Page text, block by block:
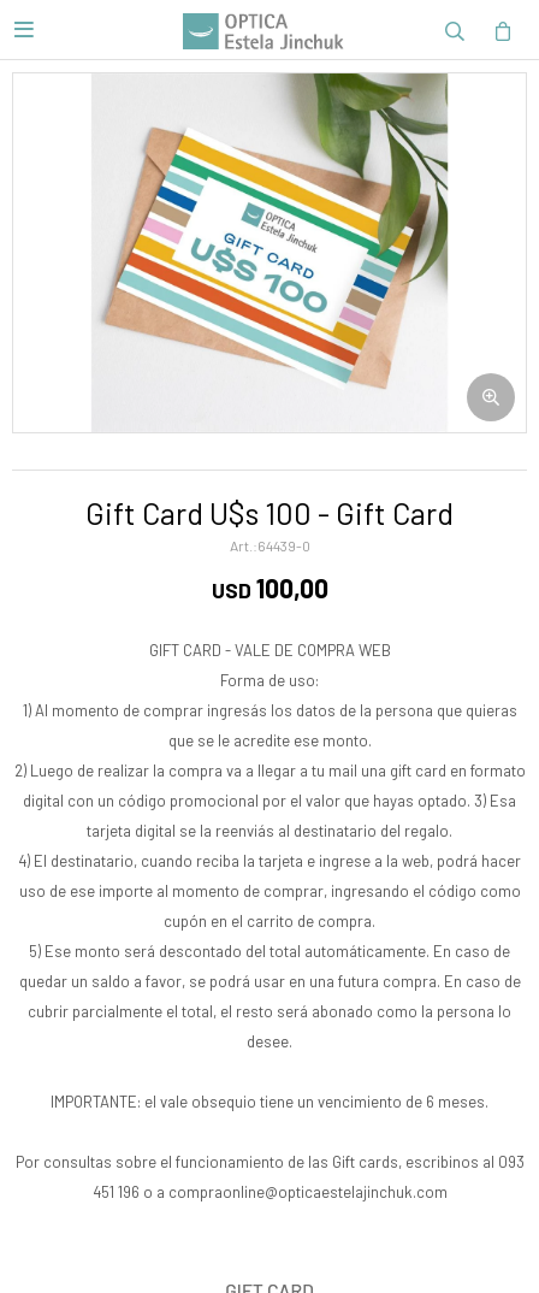

Gift Card U$s 100 - Gift Card
64439-0
USD 100,00
GIFT CARD - VALE DE COMPRA WEB
Forma de uso:
1) Al momento de comprar ingresás los datos de la persona que quieras
que se le acredite ese monto.
2) Luego de realizar la compra va a llegar a tu mail una gift card en formato
digital con un código promocional por el valor que hayas optado. 3) Esa
tarjeta digital se la reenviás al destinatario del regalo.
4) El destinatario, cuando reciba la tarjeta e ingrese a la web, podrá hacer
uso de ese importe al momento de comprar, ingresando el código como
cupón en el carrito de compra.
5) Ese monto será descontado del total automáticamente. En caso de
quedar un saldo a favor, se podrá usar en una futura compra. En caso de
cubrir parcialmente el total, el resto será abonado como la persona lo
desee.
IMPORTANTE: el vale obsequio tiene un vencimiento de 6 meses.
Por consultas sobre el funcionamiento de las Gift cards, escribinos al 093
451 196 o a compraonline@opticaestelajinchuk.com